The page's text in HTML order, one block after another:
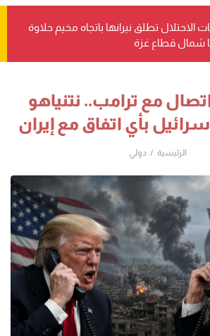
الاحتلال تطلق نيرانها باتجاه مخيم حلاوة
شمال قطاع غزة
مع ترامب.. نتنياهو
بأي اتفاق مع إيران
الرئيسية دولي